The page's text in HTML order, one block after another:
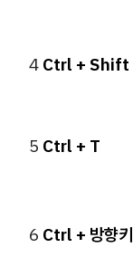
4 Ctrl + Shift
5 Ctrl + T
6 Ctrl + 방향키